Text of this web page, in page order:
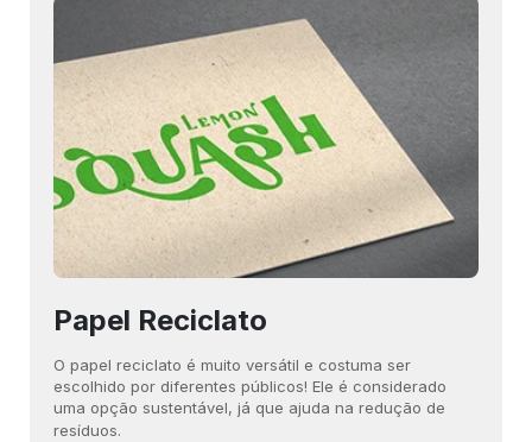
Papel Reciclato
O papel reciclato é muito versátil e costuma ser
escolhido por diferentes públicos! Ele é considerado
uma opção sustentável, já que ajuda na redução de
resíduos.